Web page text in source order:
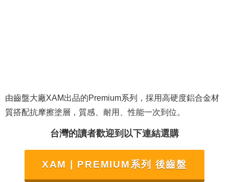
由齒盤大廠XAM出品的Premium系列，採用高硬度鋁合金材
質搭配抗摩擦塗層，質感、耐用、性能一次到位。
台灣的讀者歡迎到以下連結選購
XAM | PREMIUM系列 後齒盤